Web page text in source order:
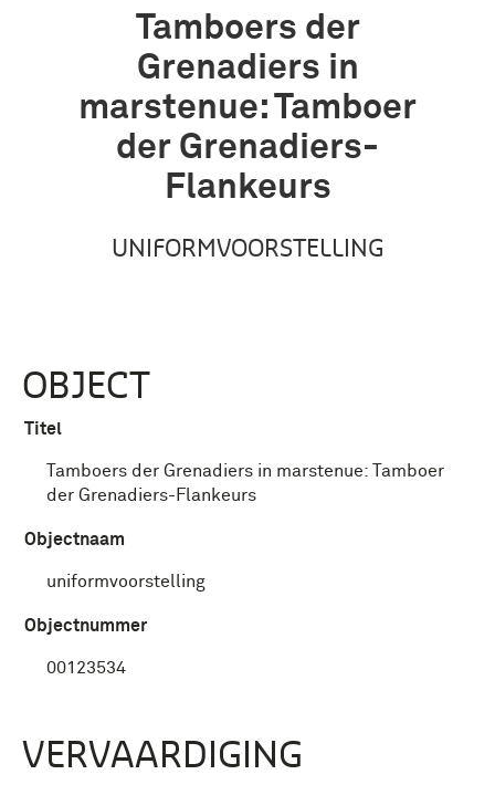
Tamboers der
Grenadiers in
marstenue: Tamboer
der Grenadiers-
Flankeurs
UNIFORMVOORSTELLING
OBJECT
Titel
Tamboers der Grenadiers in marstenue: Tamboer
der Grenadiers-Flankeurs
Objectnaam
uniformvoorstelling
Objectnummer
00123534
VERVAARDIGING